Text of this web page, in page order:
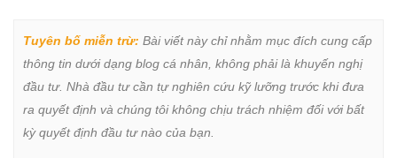
Tuyên bố miễn trừ: Bài viết này chỉ nhằm mục đích cung cấp
thông tin dưới dạng blog cá nhân, không phải là khuyến nghị
đầu tư. Nhà đầu tư cần tự nghiên cứu kỹ lưỡng trước khi đưa
ra quyết định và chúng tôi không chịu trách nhiệm đối với bất
kỳ quyết định đầu tư nào của bạn.